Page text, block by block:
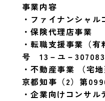
事業内容
・ファイナンシャ
・保険代理店事業
・転職支援事業（
号 13－ユ－307083
・不動産事業 （宅
京都知事（2）第
・企業向けコンサル